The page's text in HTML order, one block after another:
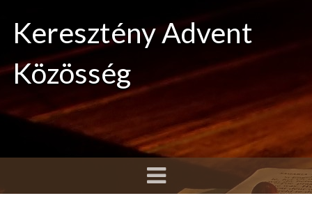
Keresztény Advent
Közösség